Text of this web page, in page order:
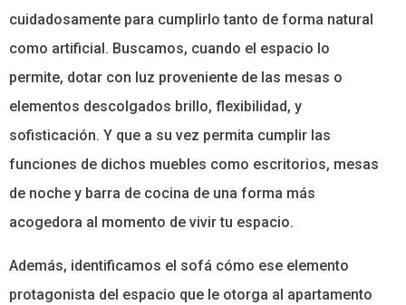
cuidadosamente para cumplirlo tanto de forma natural
como artificial. Buscamos, cuando el espacio lo
permite, dotar con luz proveniente de las mesas o
elementos descolgados brillo, flexibilidad, y
sofisticación. Y que a su vez permita cumplir las
funciones de dichos muebles como escritorios, mesas
de noche y barra de cocina de una forma más
acogedora al momento de vivir tu espacio.
Además, identificamos el sofá cómo ese elemento
protagonista del espacio que le otorga al apartamento